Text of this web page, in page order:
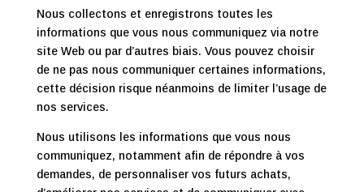
Nous collectons et enregistrons toutes les
informations que vous nous communiquez via notre
site Web ou par d’autres biais. Vous pouvez choisir
de ne pas nous communiquer certaines informations,
cette décision risque néanmoins de limiter l’usage de
nos services.
Nous utilisons les informations que vous nous
communiquez, notamment afin de répondre à vos
demandes, de personnaliser vos futurs achats,